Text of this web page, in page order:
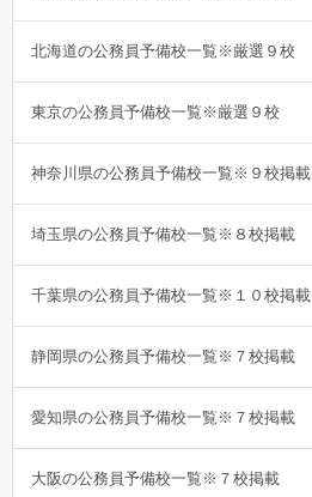
北海道の公務員予備校一覧※厳選９校
東京の公務員予備校一覧※厳選９校
神奈川県の公務員予備校一覧※９校掲載
埼玉県の公務員予備校一覧※８校掲載
千葉県の公務員予備校一覧※１０校掲載
静岡県の公務員予備校一覧※７校掲載
愛知県の公務員予備校一覧※７校掲載
大阪の公務員予備校一覧※７校掲載